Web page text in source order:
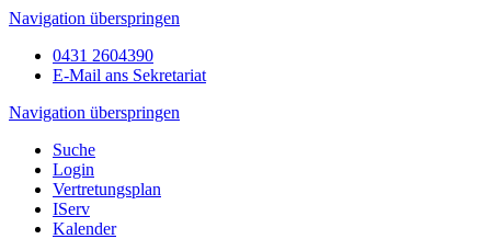
Navigation überspringen
0431 2604390
E-Mail ans Sekretariat
Navigation überspringen
Suche
Login
Vertretungsplan
IServ
Kalender